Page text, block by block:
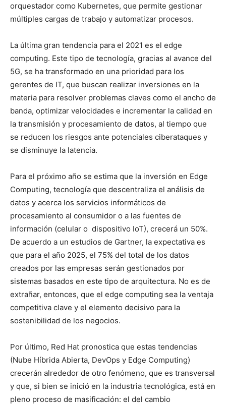
orquestador como Kubernetes, que permite gestionar
múltiples cargas de trabajo y automatizar procesos.
La última gran tendencia para el 2021 es el edge
computing. Este tipo de tecnología, gracias al avance del
5G, se ha transformado en una prioridad para los
gerentes de IT, que buscan realizar inversiones en la
materia para resolver problemas claves como el ancho de
banda, optimizar velocidades e incrementar la calidad en
la transmisión y procesamiento de datos, al tiempo que
se reducen los riesgos ante potenciales ciberataques y
se disminuye la latencia.
Para el próximo año se estima que la inversión en Edge
Computing, tecnología que descentraliza el análisis de
datos y acerca los servicios informáticos de
procesamiento al consumidor o a las fuentes de
información (celular o dispositivo IoT), crecerá un 50%.
De acuerdo a un estudios de Gartner, la expectativa es
que para el año 2025, el 75% del total de los datos
creados por las empresas serán gestionados por
sistemas basados en este tipo de arquitectura. No es de
extrañar, entonces, que el edge computing sea la ventaja
competitiva clave y el elemento decisivo para la
sostenibilidad de los negocios.
Por último, Red Hat pronostica que estas tendencias
(Nube Híbrida Abierta, DevOps y Edge Computing)
crecerán alrededor de otro fenómeno, que es transversal
y que, si bien se inició en la industria tecnológica, está en
pleno proceso de masificación: el del cambio